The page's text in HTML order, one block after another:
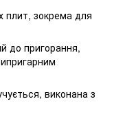
плит, зокрема для
до пригорання,
виконана з